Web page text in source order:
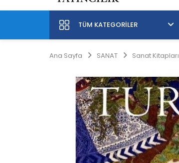
TÜM KATEGORILER
Ana Sayfa SANAT Sanat Kitapları